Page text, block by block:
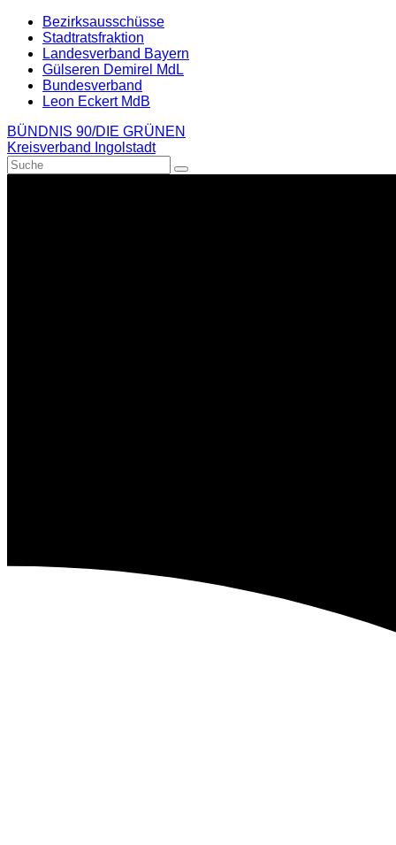
Weiter
zum
Inhalt
Bezirksausschüsse
Stadtratsfraktion
Landesverband Bayern
Gülseren Demirel MdL
Bundesverband
Leon Eckert MdB
BÜNDNIS 90/DIE GRÜNEN
Kreisverband Ingolstadt
Suche